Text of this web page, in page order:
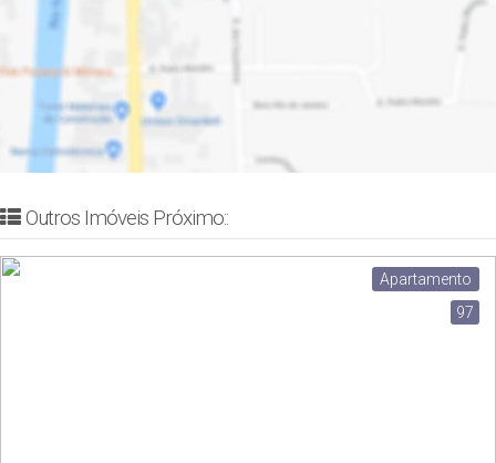
Outros Imóveis Próximo::
Apartamento
97